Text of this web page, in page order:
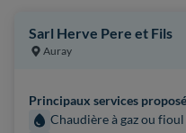
Sarl Herve Pere et Fils
Auray
Principaux services
Chaudière à gaz ou fioul